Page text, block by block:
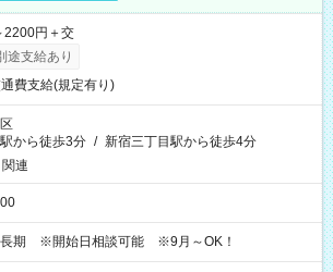
2200円＋交
途支給あり
費支給(規定有り)
から徒歩3分 / 新宿三丁目駅から徒歩4分
連
長期 ※開始日相談可能 ※9月～OK！